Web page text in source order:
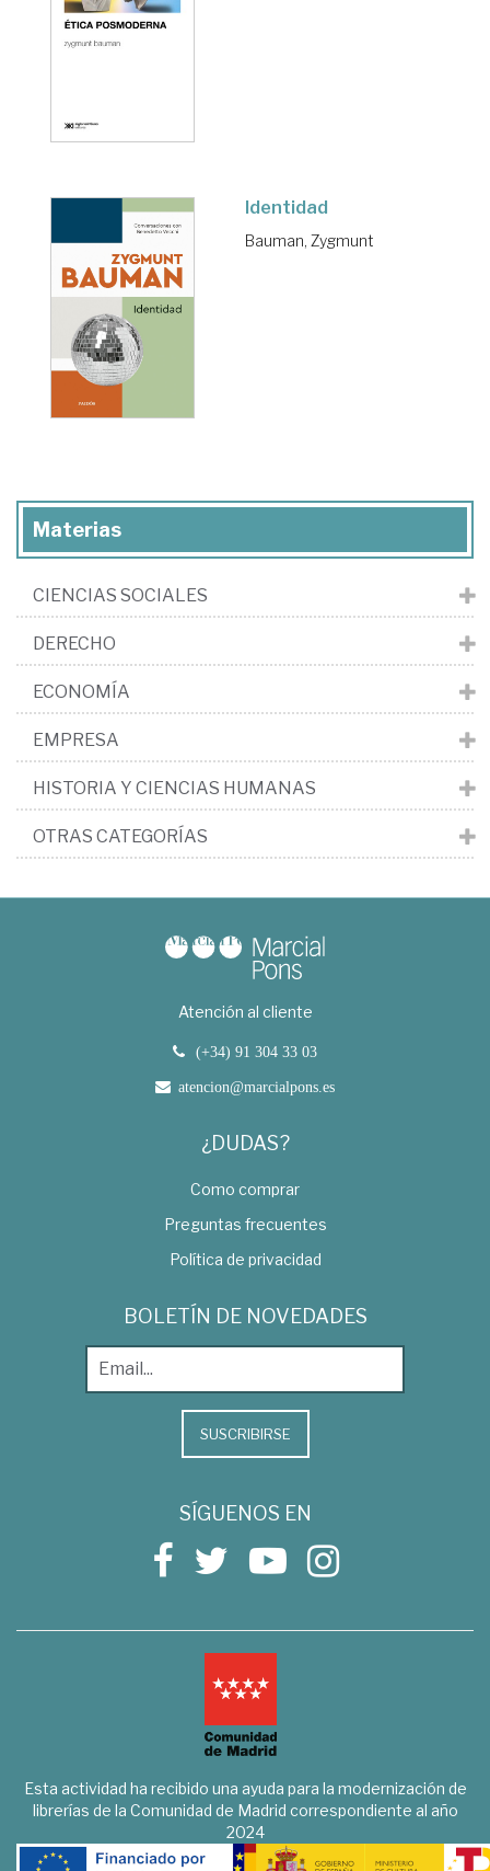
Identidad
Bauman, Zygmunt
Materias
CIENCIAS SOCIALES
DERECHO
ECONOMÍA
EMPRESA
HISTORIA Y CIENCIAS HUMANAS
OTRAS CATEGORÍAS
Atención al cliente
(+34) 91 304 33 03
atencion@marcialpons.es
¿DUDAS?
Como comprar
Preguntas frecuentes
Política de privacidad
BOLETÍN DE NOVEDADES
SUSCRIBIRSE
SÍGUENOS EN
Esta actividad ha recibido una ayuda para la modernización de
librerías de la Comunidad de Madrid correspondiente al año
2024